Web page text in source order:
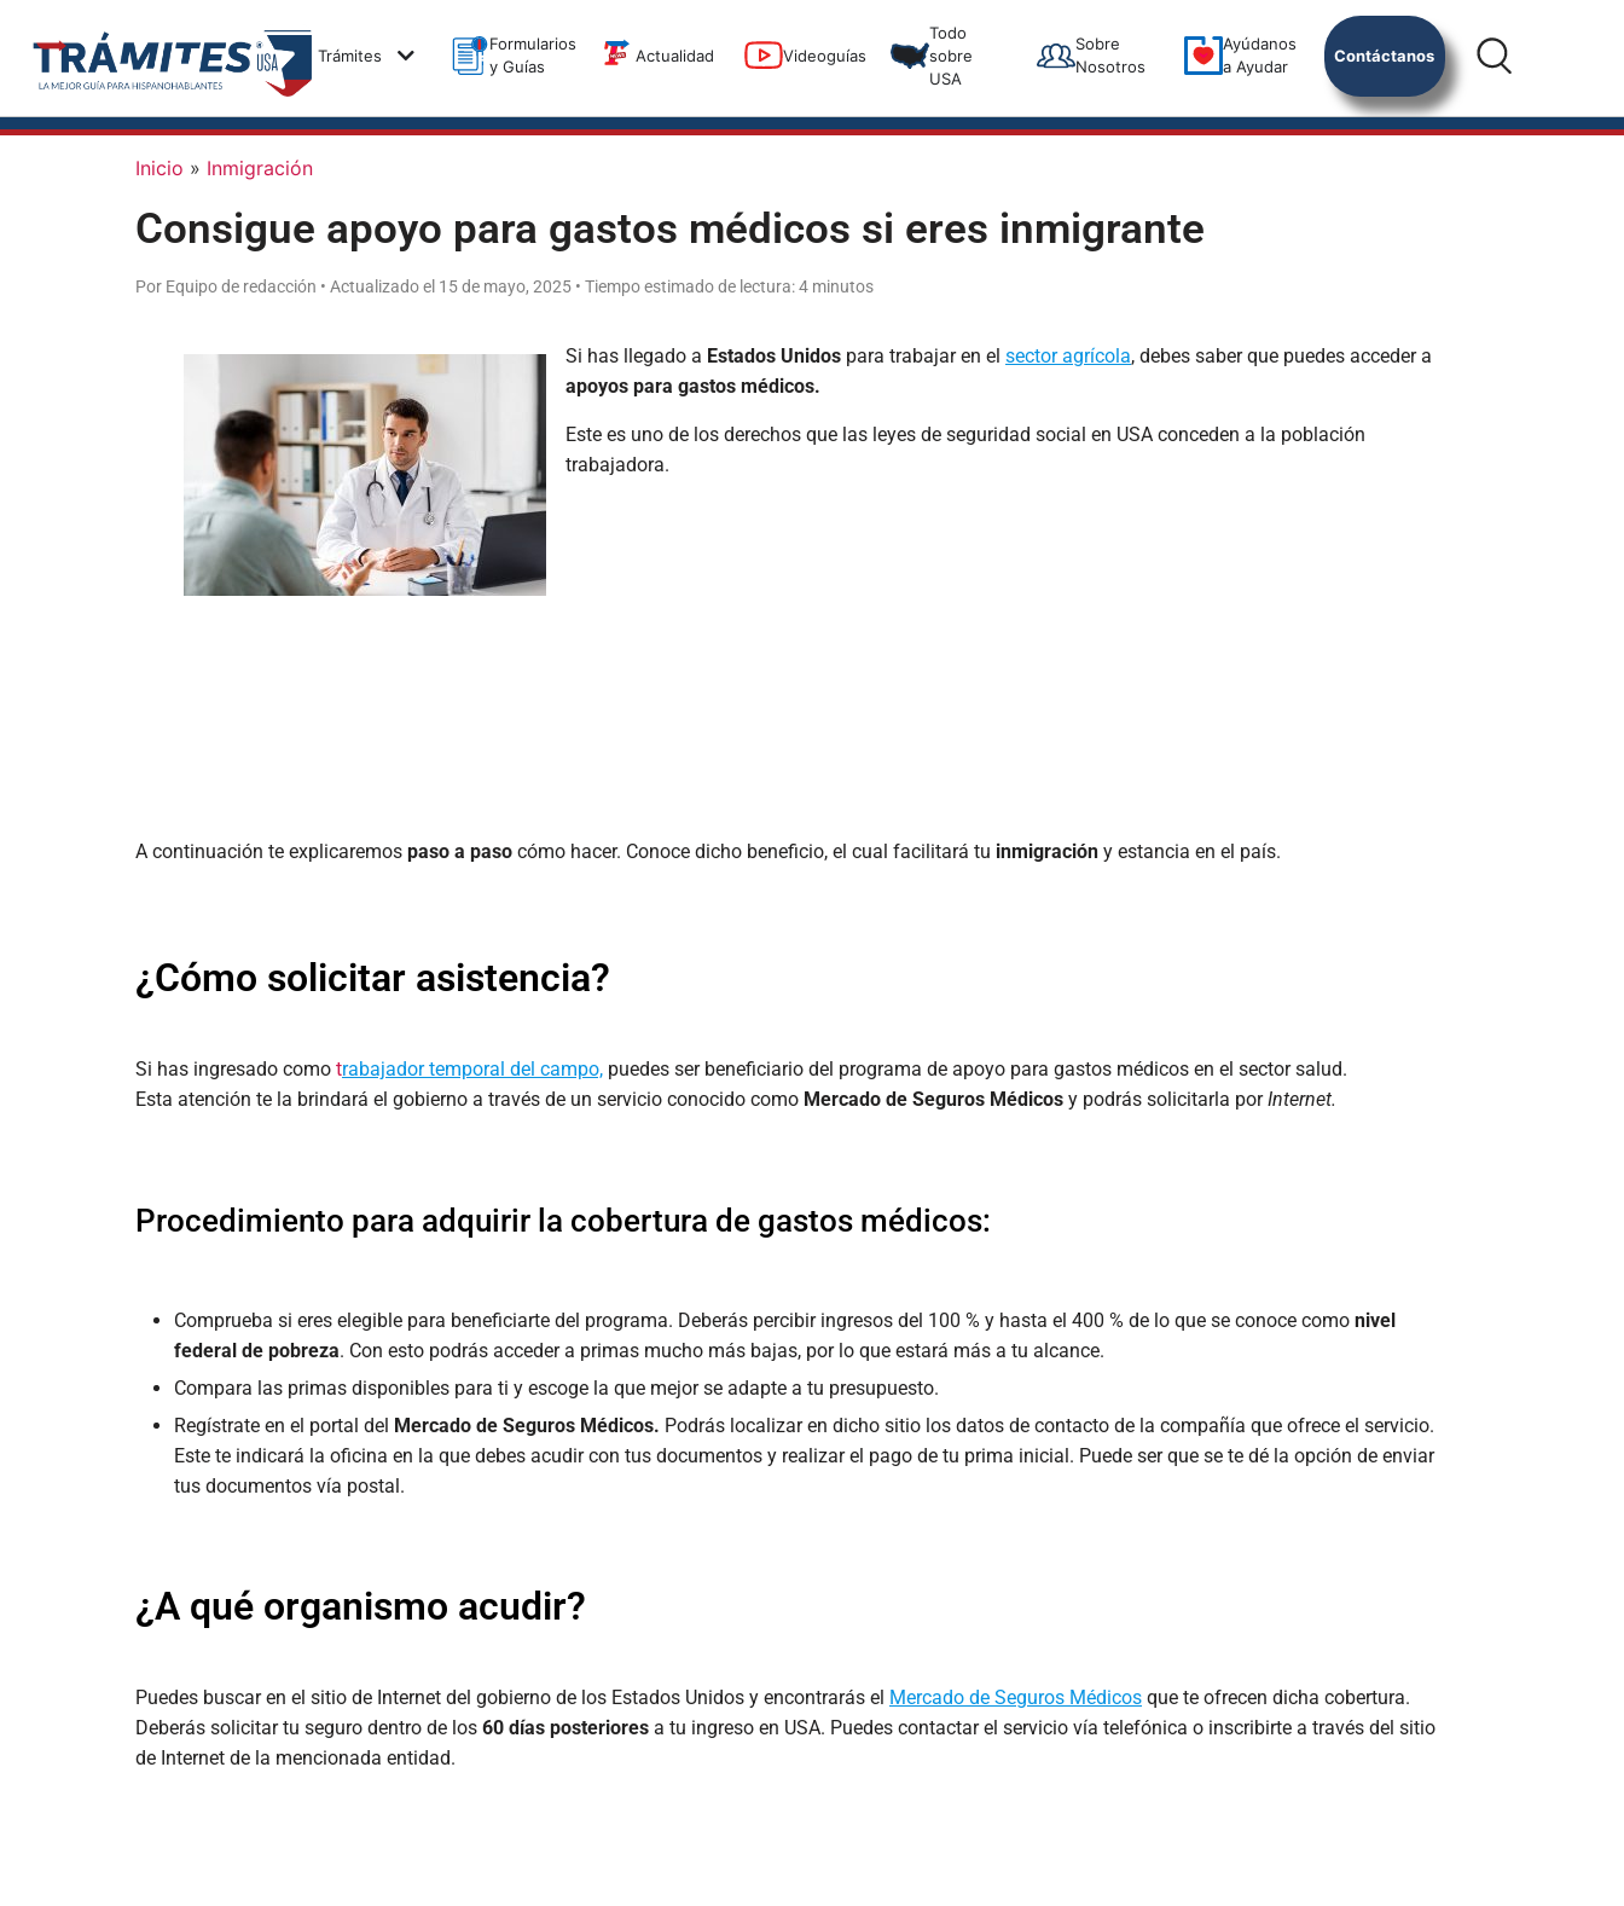
Trámites
Formularios
y Guías
T
T Actualidad Videoguías
Todo
sobre
USA
Sobre
Nosotros
Ayúdanos
a Ayudar
Contáctanos
Inicio » Inmigración
Consigue apoyo para gastos médicos si eres inmigrante
Por Equipo de redacción • Actualizado el 15 de mayo, 2025 • Tiempo estimado de lectura: 4 minutos
Si has llegado a Estados Unidos para trabajar en el sector agrícola, debes saber que puedes acceder a
apoyos para gastos médicos.
Este es uno de los derechos que las leyes de seguridad social en USA conceden a la población
trabajadora.
A continuación te explicaremos paso a paso cómo hacer. Conoce dicho beneficio, el cual facilitará tu inmigración y estancia en el país.
¿Cómo solicitar asistencia?
Si has ingresado como trabajador temporal del campo, puedes ser beneficiario del programa de apoyo para gastos médicos en el sector salud.
Esta atención te la brindará el gobierno a través de un servicio conocido como Mercado de Seguros Médicos y podrás solicitarla porInternet.
Procedimiento para adquirir la cobertura de gastos médicos:
Comprueba si eres elegible para beneficiarte del programa. Deberás percibir ingresos del 100 % y hasta el 400 % de lo que se conoce como nivel
federal de pobreza. Con esto podrás acceder a primas mucho más bajas, por lo que estará más a tu alcance.
Compara las primas disponibles para ti y escoge la que mejor se adapte a tu presupuesto.
Regístrate en el portal del Mercado de Seguros Médicos. Podrás localizar en dicho sitio los datos de contacto de la compañía que ofrece el servicio.
Este te indicará la oficina en la que debes acudir con tus documentos y realizar el pago de tu prima inicial. Puede ser que se te dé la opción de enviar
tus documentos vía postal.
¿A qué organismo acudir?
Puedes buscar en el sitio de Internet del gobierno de los Estados Unidos y encontrarás el Mercado de Seguros Médicos que te ofrecen dicha cobertura.
Deberás solicitar tu seguro dentro de los 60 días posteriores a tu ingreso en USA. Puedes contactar el servicio vía telefónica o inscribirte a través del sitio
de Internet de la mencionada entidad.